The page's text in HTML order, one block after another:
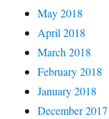
May 2018
April 2018
March 2018
February 2018
January 2018
December 2017